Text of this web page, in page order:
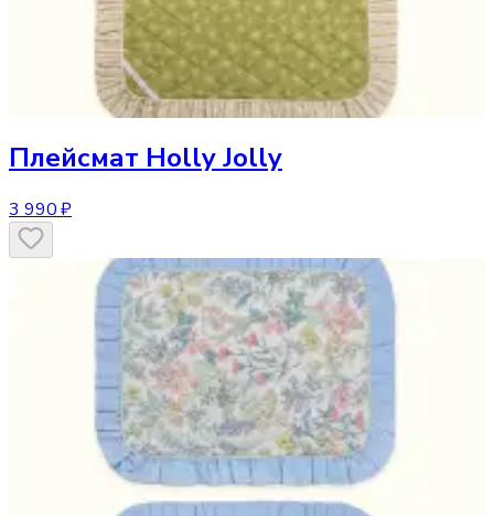
Плейсмат Holly Jolly
3 990 ₽